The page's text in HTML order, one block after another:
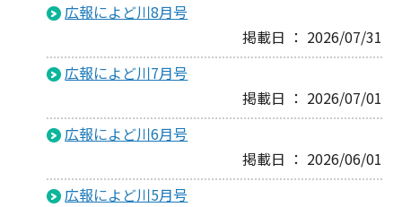
広報によど川8月号
掲載日 ： 2026/07/31
広報によど川7月号
掲載日 ： 2026/07/01
広報によど川6月号
掲載日 ： 2026/06/01
広報によど川5月号